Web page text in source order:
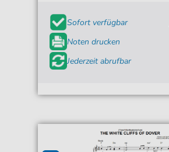
Sofort verfügbar
Noten drucken
Jederzeit abrufbar